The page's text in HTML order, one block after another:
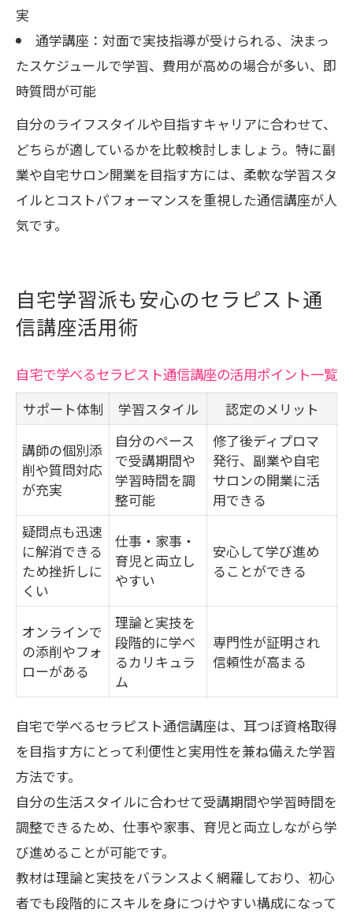
実
通学講座：対面で実技指導が受けられる、決まっ
たスケジュールで学習、費用が高めの場合が多い、即
時質問が可能
自分のライフスタイルや目指すキャリアに合わせて、
どちらが適しているかを比較検討しましょう。特に副
業や自宅サロン開業を目指す方には、柔軟な学習スタ
イルとコストパフォーマンスを重視した通信講座が人
気です。
自宅学習派も安心のセラピスト通
信講座活用術
自宅で学べるセラピスト通信講座の活用ポイント一覧
サポート体制
学習スタイル 認定のメリット
講師の個別添
削や質問対応
が充実
自分のペース
で受講期間や
学習時間を調
整可能
修了後ディプロマ
発行、副業や自宅
サロンの開業に活
用できる
疑問点も迅速
に解消できる
ため挫折しに
くい
仕事・家事・
育児と両立し
やすい
安心して学び進め
ることができる
オンラインで
の添削やフォ
ローがある
理論と実技を
段階的に学べ
るカリキュラ
ム
専門性が証明され
信頼性が高まる
自宅で学べるセラピスト通信講座は、耳つぼ資格取得
を目指す方にとって利便性と実用性を兼ね備えた学習
方法です。
自分の生活スタイルに合わせて受講期間や学習時間を
調整できるため、仕事や家事、育児と両立しながら学
び進めることが可能です。
教材は理論と実技をバランスよく網羅しており、初心
者でも段階的にスキルを身につけやすい構成になって